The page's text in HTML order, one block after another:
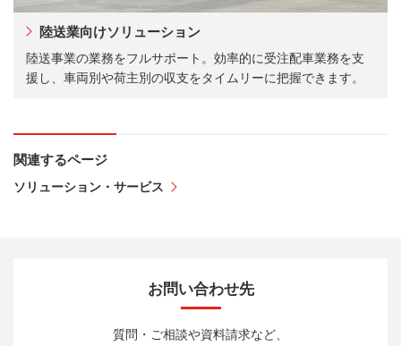
陸送業向けソリューション
陸送事業の業務をフルサポート。効率的に受注配車業務を支
援し、車両別や荷主別の収支をタイムリーに把握できます。
関連するページ
ソリューション・サービス
お問い合わせ先
質問・ご相談や資料請求など、